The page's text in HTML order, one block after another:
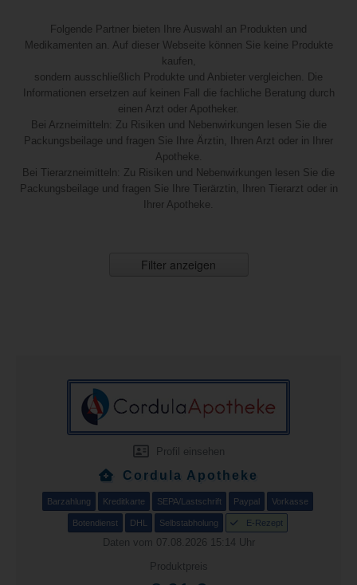
Folgende Partner bieten Ihre Auswahl an Produkten und
Medikamenten an. Auf dieser Webseite können Sie keine Produkte
kaufen,
sondern ausschließlich Produkte und Anbieter vergleichen. Die
Informationen ersetzen auf keinen Fall die fachliche Beratung durch
einen Arzt oder Apotheker.
Bei Arzneimitteln: Zu Risiken und Nebenwirkungen lesen Sie die
Packungsbeilage und fragen Sie Ihre Ärztin, Ihren Arzt oder in Ihrer
Apotheke.
Bei Tierarzneimitteln: Zu Risiken und Nebenwirkungen lesen Sie die
Packungsbeilage und fragen Sie Ihre Tierärztin, Ihren Tierarzt oder in
Ihrer Apotheke.
Filter anzeigen
Profil einsehen
Cordula Apotheke
Barzahlung Kreditkarte SEPA/Lastschrift Paypal Vorkasse
Botendienst DHL Selbstabholung E-Rezept
Daten vom 07.08.2026 15:14 Uhr
Produktpreis